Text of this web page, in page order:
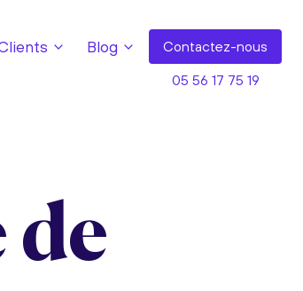
Blog Contactez-nous
05 56 17 75 19
de